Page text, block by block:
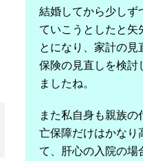
結婚してから少しず
ていこうとしたと矢
とになり、家計の
保険の見直しを検討
ましたね。
また私自身も親族
亡保障だけはかなり
て、肝心の入院の